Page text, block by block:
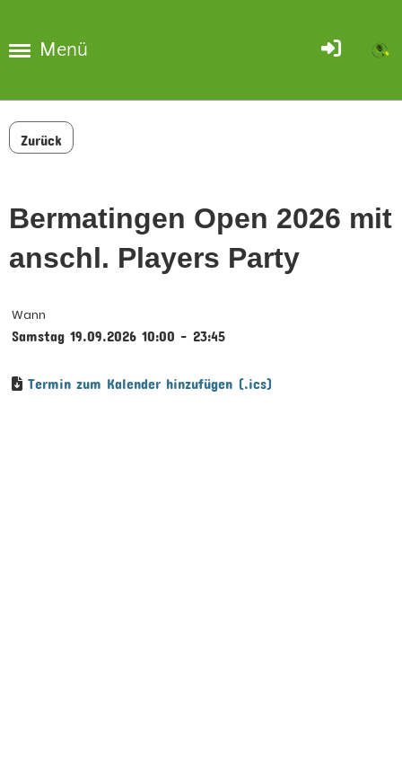
Menü
Zurück
Bermatingen Open 2026 mit
anschl. Players Party
Wann
Samstag 19.09.2026 10:00 - 23:45
Termin zum Kalender hinzufügen (.ics)